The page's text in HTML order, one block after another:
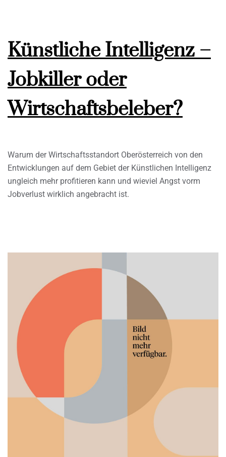
Künstliche Intelligenz –
Jobkiller oder
Wirtschaftsbeleber?
Warum der Wirtschaftsstandort Oberösterreich von den
Entwicklungen auf dem Gebiet der Künstlichen Intelligenz
ungleich mehr profitieren kann und wieviel Angst vorm
Jobverlust wirklich angebracht ist.